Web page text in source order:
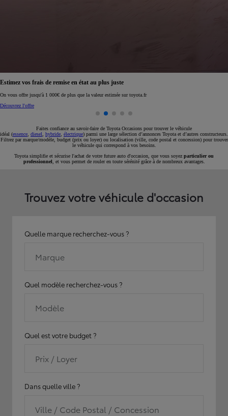
Réservez en ligne votre occasion pour 1€ seulement
Réservez en ligne
Faites confiance au savoir-faire de Toyota Occasions pour trouver le véhicule
idéal (essence diesel hybride électrique) parmi une large sélection d’annonces Toyota et d’autres constructeurs.
Filtrez par marque/modèle, budget (prix ou loyer) ou localisation (ville, code postal et concession) pour trouver
le véhicule qui correspond à vos besoins.
Toyota simplifie et sécurise l'achat de votre future auto d'occasion, que vous soyez particulier ou
professionnel , et vous permet de rouler en toute sérénité grâce à de nombreux avantages.
Trouvez votre véhicule d'occasion
Quelle marque recherchez-vous ?
Marque
Quel modèle recherchez-vous ?
Modèle
Quel est votre budget ?
Prix / Loyer
Dans quelle ville ?
Ville / Code Postal / Concession